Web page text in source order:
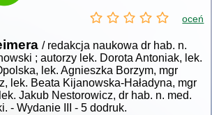
oceń
/ redakcja naukowa dr hab. n.
; autorzy lek. Dorota Antoniak, lek.
lek. Agnieszka Borzym, mgr
lek. Beata Kijanowska-Haładyna, mgr
Jakub Nestorowicz, dr hab. n. med.
- Wydanie III - 5 dodruk.